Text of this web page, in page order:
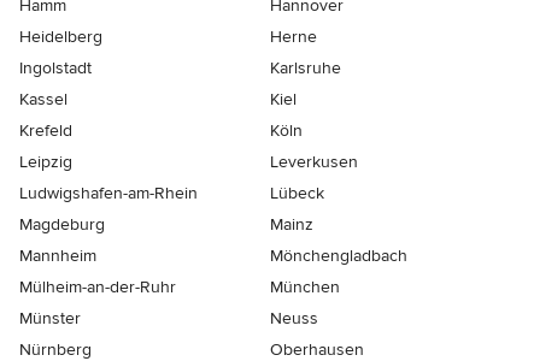
Hamm
Hannover
Heidelberg
Herne
Ingolstadt
Karlsruhe
Kassel
Kiel
Krefeld
Köln
Leipzig
Leverkusen
Ludwigshafen-am-Rhein
Lübeck
Magdeburg
Mainz
Mannheim
Mönchen­gladbach
Mülheim-an-der-Ruhr
München
Münster
Neuss
Nürnberg
Oberhausen